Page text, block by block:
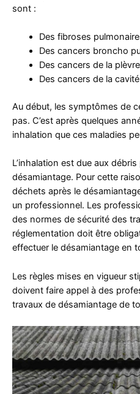
sont :
Des fibroses
Des cancers broncho
Des cancers de la plèvre
Des cancers de la
Au début, les symptômes de
pas. C’est après quelques
inhalation que ces maladies
L’inhalation est due aux
désamiantage. Pour cette
déchets après le
un professionnel. Les
des normes de sécurité des
réglementation doit être
effectuer le désamiantage en
Les règles mises en vigueur
doivent faire appel à des
travaux de désamiantage de